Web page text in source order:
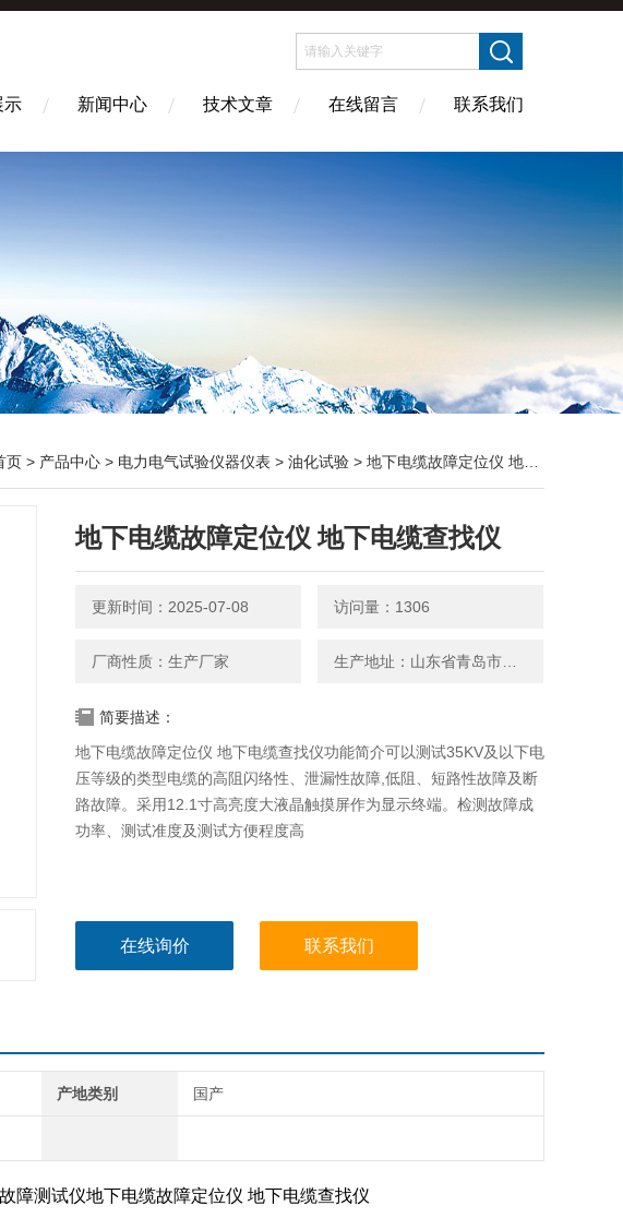
示 新闻中心 技术文章 在线留言 联系我们
页 > 产品中心 > 电力电气试验仪器仪表 > 油化试验 > 地下电缆故障定位仪 地下电缆查找仪
地下电缆故障定位仪 地下电缆查找仪
更新时间：2025-07-08 访问量：1306
厂商性质：生产厂家
简要描述：
地下电缆故障定位仪 地下电缆查找仪功能简介可以测试35KV及以下电
压等级的类型电缆的高阻闪络性、泄漏性故障,低阻、短路性故障及断
路故障。采用12.1寸高亮度大液晶触摸屏作为显示终端。检测故障成
功率、测试准度及测试方便程度高
在线询价 联系我们
产地类别 国产
障测试仪地下电缆故障定位仪 地下电缆查找仪